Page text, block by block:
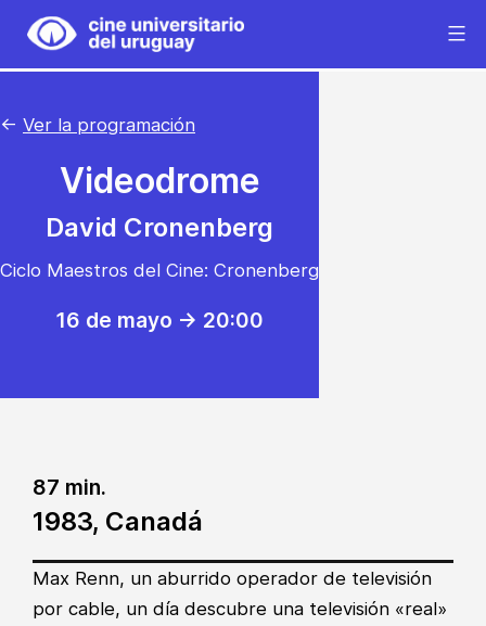
Saltar
contenido
Cine
Universitario
Uruguay
← Ver la programación
Videodrome
David Cronenberg
Ciclo Maestros del Cine: Cronenberg
16 de mayo -> 20:00
1983, Canadá
87 min.
Max Renn, un aburrido operador de televisión
por cable, un día descubre una televisión «real»